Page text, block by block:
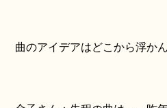
曲のアイデアはどこから浮か